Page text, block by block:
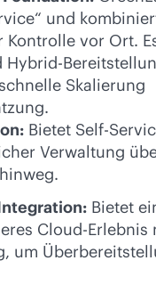
und
vor Ort.
Hybrid-
Skalierung
Bietet Self-
Verwaltung
Bietet
Cloud-Erlebnis
um